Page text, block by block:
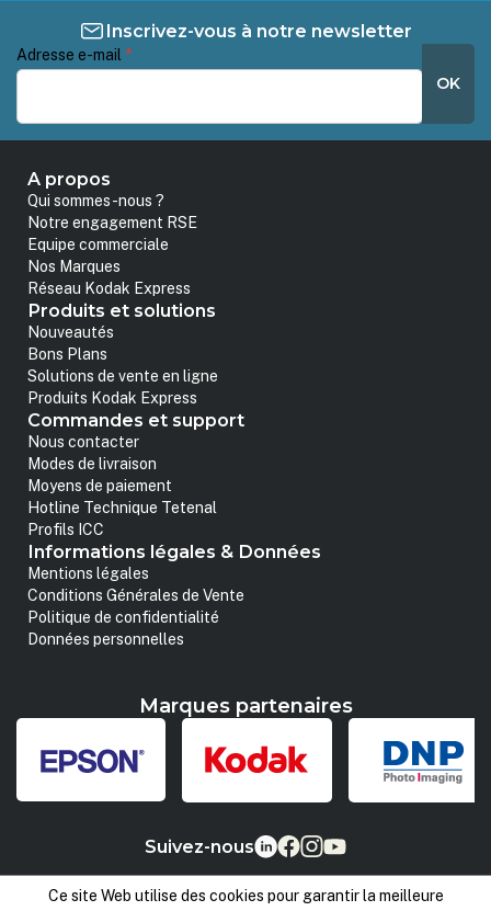
Inscrivez-vous à notre newsletter
Adresse e-mail *
OK
A propos
Qui sommes-nous ?
Notre engagement RSE
Equipe commerciale
Nos Marques
Réseau Kodak Express
Produits et solutions
Nouveautés
Bons Plans
Solutions de vente en ligne
Produits Kodak Express
Commandes et support
Nous contacter
Modes de livraison
Moyens de paiement
Hotline Technique Tetenal
Profils ICC
Informations légales & Données
Mentions légales
Conditions Générales de Vente
Politique de confidentialité
Données personnelles
Marques partenaires
Suivez-nous
Ce site Web utilise des cookies pour garantir la meilleure